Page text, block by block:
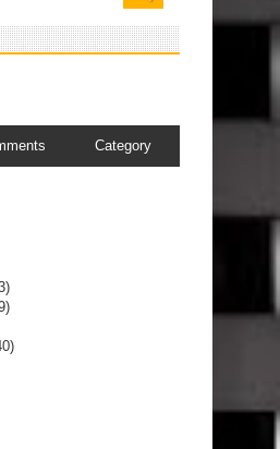
Category